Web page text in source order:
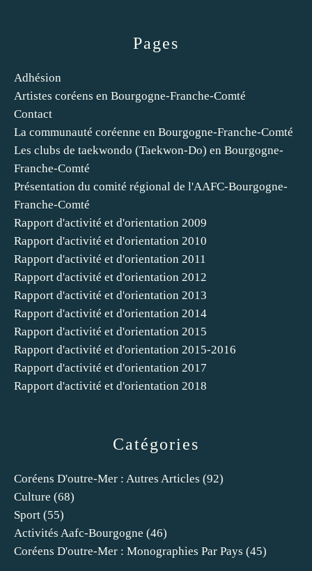
Catégories
Coréens D'outre-Mer : Autres Articles (92)
Culture (68)
Sport (55)
Activités Aafc-Bourgogne (46)
Coréens D'outre-Mer : Monographies Par Pays (45)
Pages
Adhésion
Artistes coréens en Bourgogne-Franche-Comté
Contact
La communauté coréenne en Bourgogne-Franche-Comté
Les clubs de taekwondo (Taekwon-Do) en Bourgogne-
Franche-Comté
Présentation du comité régional de l'AAFC-Bourgogne-
Franche-Comté
Rapport d'activité et d'orientation 2009
Rapport d'activité et d'orientation 2010
Rapport d'activité et d'orientation 2011
Rapport d'activité et d'orientation 2012
Rapport d'activité et d'orientation 2013
Rapport d'activité et d'orientation 2014
Rapport d'activité et d'orientation 2015
Rapport d'activité et d'orientation 2015-2016
Rapport d'activité et d'orientation 2017
Rapport d'activité et d'orientation 2018